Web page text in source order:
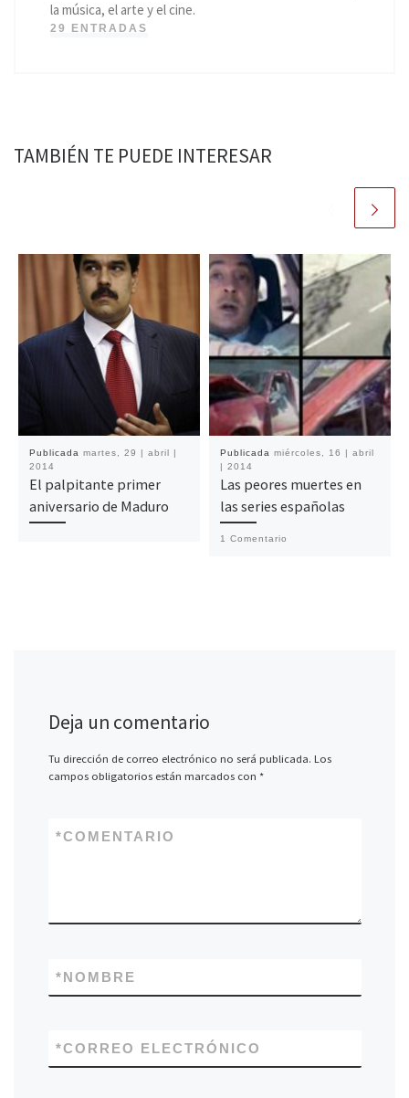
la música, el arte y el cine.
29 ENTRADAS
TAMBIÉN TE PUEDE INTERESAR
Publicada martes, 29 | abril |
2014
El palpitante primer
aniversario de Maduro
Publicada miércoles, 16 | abril
| 2014
Las peores muertes en
las series españolas
1 Comentario
Deja un comentario
Tu dirección de correo electrónico no será publicada. Los
campos obligatorios están marcados con *
COMENTARIO
*
NOMBRE
*
CORREO ELECTRÓNICO
*